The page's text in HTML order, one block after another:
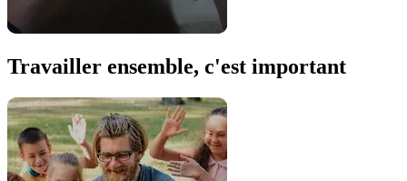
Travailler ensemble, c'est important